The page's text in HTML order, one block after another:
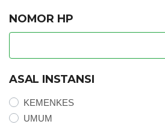
NOMOR HP
ASAL INSTANSI
KEMENKES
UMUM